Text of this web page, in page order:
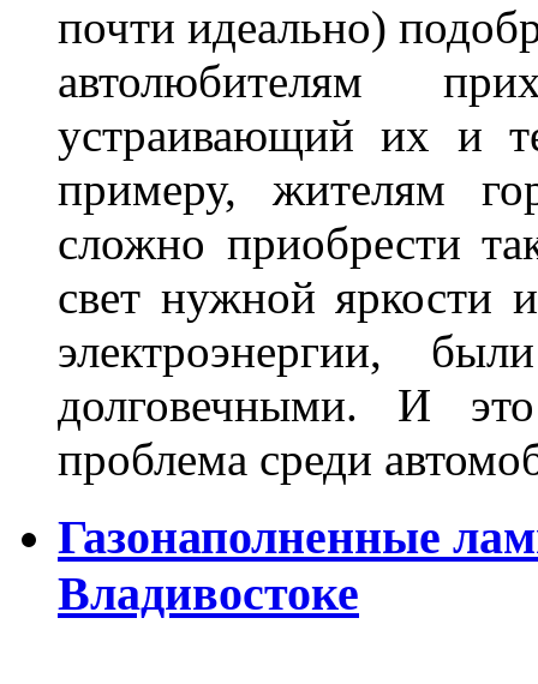
почти идеально)
автолюбителям
устраивающий их и
примеру, жителям
сложно приобрести
свет нужной яркости
электроэнергии,
долговечными. И
проблема среди
Газонаполненные
Владивостоке